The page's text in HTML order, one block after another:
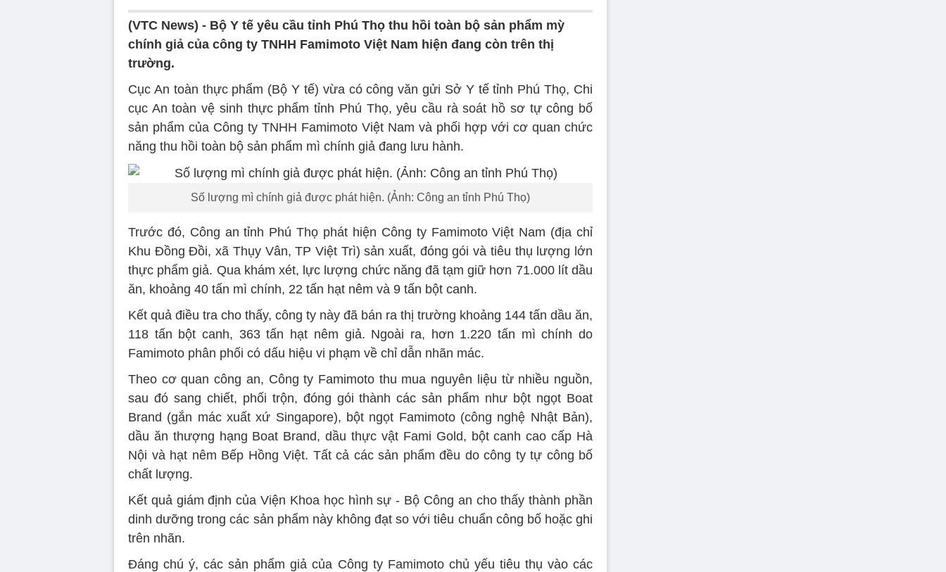
(VTC News) - Bộ Y tế yêu cầu tỉnh Phú Thọ thu hồi toàn bộ sản phẩm mỳ
chính giả của công ty TNHH Famimoto Việt Nam hiện đang còn trên thị
trường.
Cục An toàn thực phẩm (Bộ Y tế) vừa có công văn gửi Sở Y tế tỉnh Phú Thọ, Chi
cục An toàn vệ sinh thực phẩm tỉnh Phú Thọ, yêu cầu rà soát hồ sơ tự công bố
sản phẩm của Công ty TNHH Famimoto Việt Nam và phối hợp với cơ quan chức
năng thu hồi toàn bộ sản phẩm mì chính giả đang lưu hành.
Số lượng mì chính giả được phát hiện. (Ảnh: Công an tỉnh Phú Thọ)
Trước đó, Công an tỉnh Phú Thọ phát hiện Công ty Famimoto Việt Nam (địa chỉ
Khu Đồng Đồi, xã Thụy Vân, TP Việt Trì) sản xuất, đóng gói và tiêu thụ lượng lớn
thực phẩm giả. Qua khám xét, lực lượng chức năng đã tạm giữ hơn 71.000 lít dầu
ăn, khoảng 40 tấn mì chính, 22 tấn hạt nêm và 9 tấn bột canh.
Kết quả điều tra cho thấy, công ty này đã bán ra thị trường khoảng 144 tấn dầu ăn,
118 tấn bột canh, 363 tấn hạt nêm giả. Ngoài ra, hơn 1.220 tấn mì chính do
Famimoto phân phối có dấu hiệu vi phạm về chỉ dẫn nhãn mác.
Theo cơ quan công an, Công ty Famimoto thu mua nguyên liệu từ nhiều nguồn,
sau đó sang chiết, phối trộn, đóng gói thành các sản phẩm như bột ngọt Boat
Brand (gắn mác xuất xứ Singapore), bột ngọt Famimoto (công nghệ Nhật Bản),
dầu ăn thượng hạng Boat Brand, dầu thực vật Fami Gold, bột canh cao cấp Hà
Nội và hạt nêm Bếp Hồng Việt. Tất cả các sản phẩm đều do công ty tự công bố
chất lượng.
Kết quả giám định của Viện Khoa học hình sự - Bộ Công an cho thấy thành phần
dinh dưỡng trong các sản phẩm này không đạt so với tiêu chuẩn công bố hoặc ghi
trên nhãn.
Đáng chú ý, các sản phẩm giả của Công ty Famimoto chủ yếu tiêu thụ vào các